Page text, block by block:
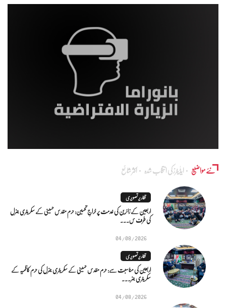
نئے مواضیع ایڈٰیٹرز کی انتخاب شدہ اکثر شائع
تقاریر تصویری
اربعین کے زائرین کی خدمت پر خراجِ تحسین: حرم مقدس حسینی کے سکریٹری جنرل
کی طرف س...
04/08/2026
تقاریر تصویری
اربعین کی مناسبت سے: حرم مقدس حسینی کے سکریٹری جنرل کی حرم کاظمیہ کے
سکریٹری جنر...
04/08/2026